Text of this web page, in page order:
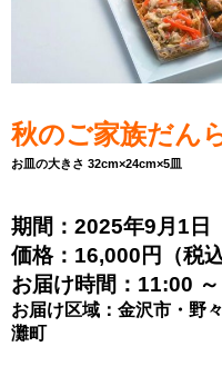
秋のご家族だん
お皿の大きさ 32cm×24cm×5皿
期間：2025年9月1日
価格：16,000円（税込
お届け時間：11:00
お届け区域：金沢市・野
灘町